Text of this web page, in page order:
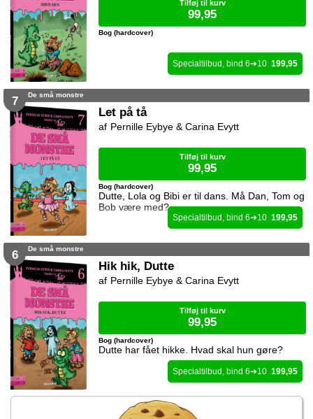
Bog (hardcover)
Tilføj til kurv
99,95
6 10 199,95
7 De små monstre
Let på tå
Dutte, Lola og Bibi er til dans. Må Dan, Tom og
Bob være med?
Bog (hardcover)
Pernille Eybye & Carina Evytt
Tilføj til kurv
99,95
6 10 199,95
6 De små monstre
Hik hik, Dutte
Dutte har fået hikke. Hvad skal hun gøre?
Bog (hardcover)
Pernille Eybye & Carina Evytt
Tilføj til kurv
99,95
6 10 199,95